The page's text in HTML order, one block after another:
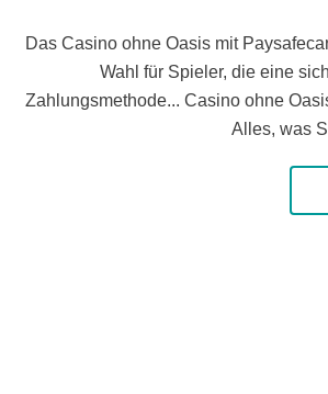
Das Casino ohne Oasis mit
Wahl für Spieler, die eine
Zahlungsmethode... Casino ohne
Alles, was